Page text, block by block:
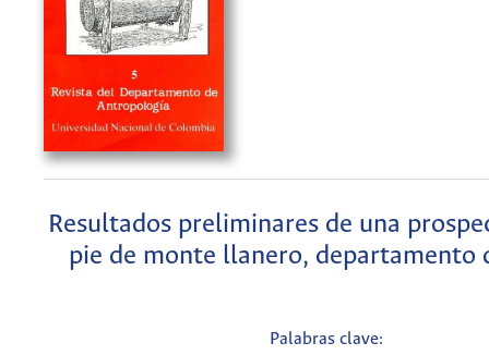
Resultados preliminares de una
pie de monte llanero, departamento
Palabras clave: